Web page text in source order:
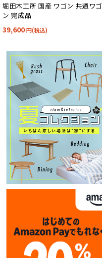
堀田木工所 国産 ワゴン 共通ワゴ
ン 完成品
39,600円(税込)